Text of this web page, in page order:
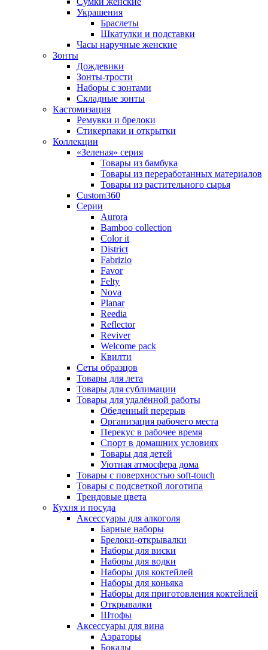
Украшения
Браслеты
Шкатулки и подставки
Часы наручные женские
Зонты
Дождевики
Зонты-трости
Наборы с зонтами
Складные зонты
Кастомизация
Ремувки и брелоки
Стикерпаки и открытки
Коллекции
«Зеленая» серия
Товары из бамбука
Товары из переработанных материалов
Товары из растительного сырья
Custom360
Серии
Aurora
Bamboo collection
Color it
District
Fabrizio
Favor
Felty
Nova
Planar
Reedia
Reflector
Reviver
Welcome pack
Квилти
Сеты образцов
Товары для лета
Товары для сублимации
Товары для удалённой работы
Обеденный перерыв
Организация рабочего места
Перекус в рабочее время
Спорт в домашних условиях
Товары для детей
Уютная атмосфера дома
Товары с поверхностью soft-touch
Товары с подсветкой логотипа
Трендовые цвета
Кухня и посуда
Аксессуары для алкоголя
Барные наборы
Брелоки-открывалки
Наборы для виски
Наборы для водки
Наборы для коктейлей
Наборы для коньяка
Наборы для приготовления коктейлей
Открывалки
Штофы
Аксессуары для вина
Аэраторы
Бокалы